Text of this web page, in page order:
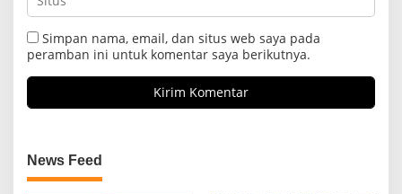
Simpan nama, email, dan situs web saya pada
peramban ini untuk komentar saya berikutnya.
News Feed